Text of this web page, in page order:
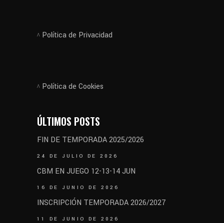
Política de Privacidad
Política de Cookies
ÚLTIMOS POSTS
FIN DE TEMPORADA 2025/2026
24 DE JULIO DE 2026
CBM EN JUEGO 12-13-14 JUN
16 DE JUNIO DE 2026
INSCRIPCIÓN TEMPORADA 2026/2027
11 DE JUNIO DE 2026